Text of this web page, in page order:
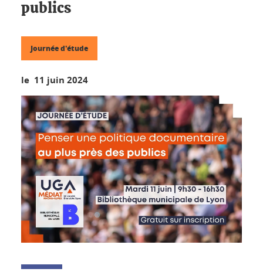
publics
Journée d'étude
le 11 juin 2024